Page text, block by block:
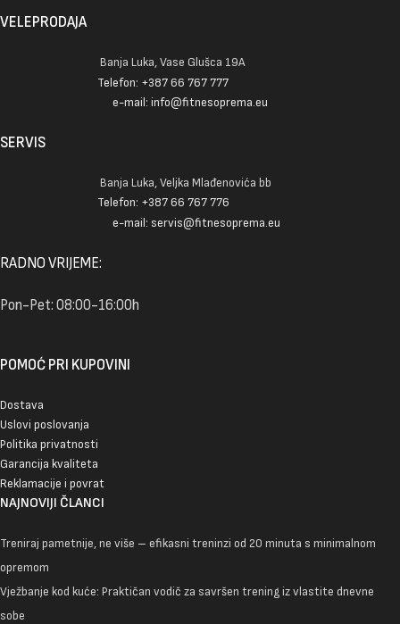
VELEPRODAJA
Banja Luka, Vase Glušca 19A
Telefon: +387 66 767 777
e-mail: info@fitnesoprema.eu
SERVIS
Banja Luka, Veljka Mlađenovića bb
Telefon: +387 66 767 776
e-mail: servis@fitnesoprema.eu
RADNO VRIJEME:
Pon-Pet: 08:00-16:00h
POMOĆ PRI KUPOVINI
Dostava
Uslovi poslovanja
Politika privatnosti
Garancija kvaliteta
Reklamacije i povrat
NAJNOVIJI ČLANCI
Treniraj pametnije, ne više – efikasni treninzi od 20 minuta s minimalnom
opremom
Vježbanje kod kuće: Praktičan vodič za savršen trening iz vlastite dnevne
sobe